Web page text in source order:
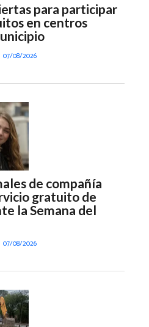
para participar
en centros
07/08/2026
de compañía
gratuito de
la Semana del
07/08/2026